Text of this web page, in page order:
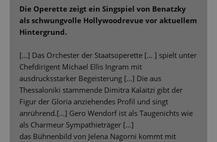
Die Operette zeigt ein Singspiel von Benatzky
als schwungvolle Hollywoodrevue vor aktuellem
Hintergrund.
[…] Das Orchester der Staatsoperette [… ] spielt unter
Chefdirigent Michael Ellis Ingram mit
ausdrucksstarker Begeisterung […] Die aus
Thessaloniki stammende Dimitra Kalaitzi gibt der
Figur der Gloria anziehendes Profil und singt
anrührend.[…] Gero Wendorf ist als Taugenichts wie
als Charmeur Sympathieträger […]
das Bühnenbild von Jelena Nagorni kommt mit